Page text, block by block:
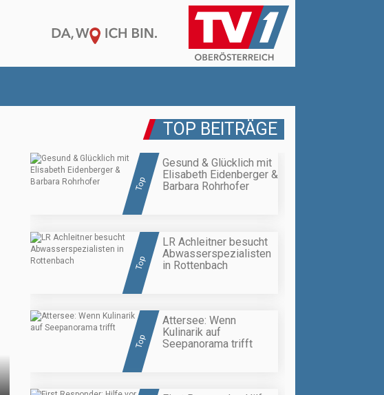
TOP BEITRÄGE
Top
Gesund & Glücklich mit
Elisabeth Eidenberger &
Barbara Rohrhofer
Top
LR Achleitner besucht
Abwasserspezialisten
in Rottenbach
Top
Attersee: Wenn
Kulinarik auf
Seepanorama trifft